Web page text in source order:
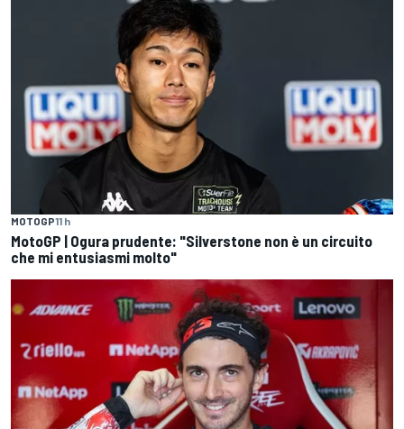
MOTOGP11 h
MotoGP | Ogura prudente: "Silverstone non è un circuito
che mi entusiasmi molto"